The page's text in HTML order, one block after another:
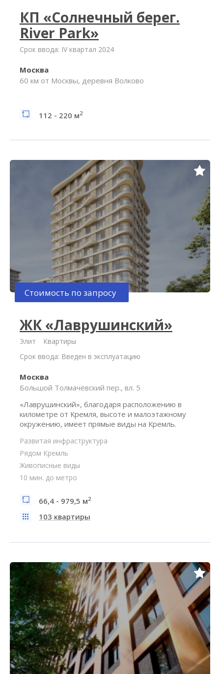
КП «Солнечный берег.
River Park»
Срок ввода: IV квартал 2024
Москва
60 км от Москвы, деревня Волково
112 - 220 м2
Стоимость по запросу
ЖК «Лаврушинский»
Элит
Квартиры
Срок ввода: Введен в эксплуатацию
Москва
Большой Толмачёвский пер., вл. 5
«Лаврушинский», благодаря расположению в
километре от Кремля, высоте и малоэтажному
окружению, имеет прямые виды на Кремль.
Развитая инфраструктура
Рядом Кремль
Живописные виды
10 мин. до метро
66,4 - 979,5 м2
103 квартиры